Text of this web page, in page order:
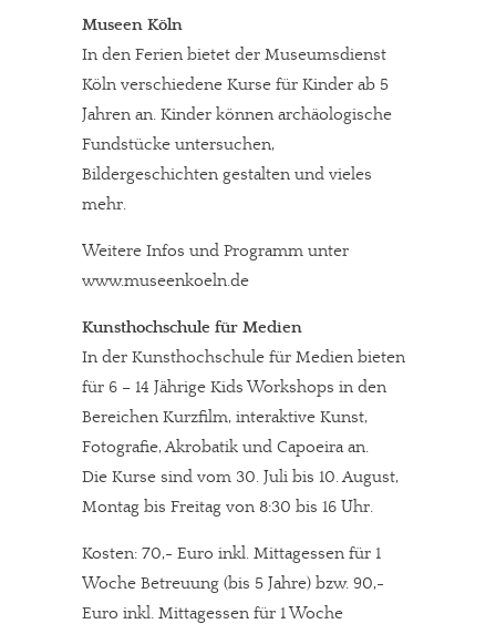
Museen Köln
In den Ferien bietet der Museumsdienst
Köln verschiedene Kurse für Kinder ab 5
Jahren an. Kinder können archäologische
Fundstücke untersuchen,
Bildergeschichten gestalten und vieles
mehr.
Weitere Infos und Programm unter
www.museenkoeln.de
Kunsthochschule für Medien
In der Kunsthochschule für Medien bieten
für 6 – 14 Jährige Kids Workshops in den
Bereichen Kurzfilm, interaktive Kunst,
Fotografie, Akrobatik und Capoeira an.
Die Kurse sind vom 30. Juli bis 10. August,
Montag bis Freitag von 8:30 bis 16 Uhr.
Kosten: 70,- Euro inkl. Mittagessen für 1
Woche Betreuung (bis 5 Jahre) bzw. 90,-
Euro inkl. Mittagessen für 1 Woche